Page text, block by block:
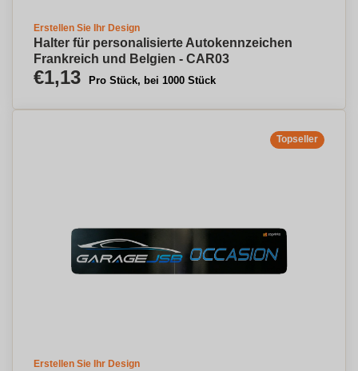
Erstellen Sie Ihr Design
Halter für personalisierte Autokennzeichen
Frankreich und Belgien - CAR03
€1,13 Pro Stück, bei 1000 Stück
Topseller
Erstellen Sie Ihr Design